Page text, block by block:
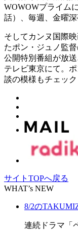
WOWOWプライム
話）、毎週、金曜
そしてカンヌ国際
たポン・ジュノ監
公開特別番組が放
テレビ東京にて。
談の模様もチェック
サイトTOPへ戻る
WHAT’s NEW
8/2の
連続ドラマ「